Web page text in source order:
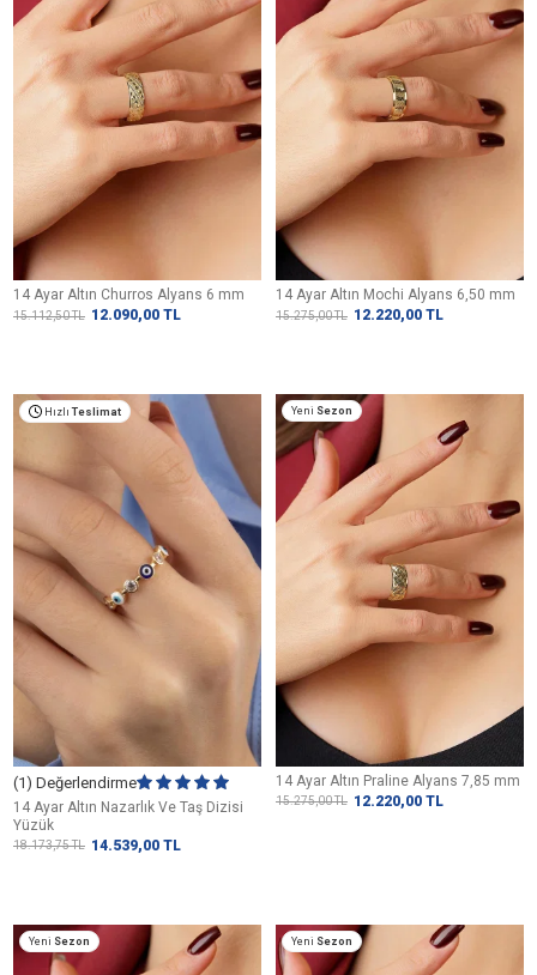
14 Ayar Altın Churros Alyans 6 mm
15.112,50TL 12.090,00 TL
14 Ayar Altın Mochi Alyans 6,50 mm
15.275,00TL 12.220,00 TL
Hızlı Teslimat
(1) Değerlendirme
14 Ayar Altın Nazarlık Ve Taş Dizisi
Yüzük
18.173,75TL 14.539,00 TL
Yeni Sezon
14 Ayar Altın Praline Alyans 7,85 mm
15.275,00TL 12.220,00 TL
Yeni Sezon Yeni Sezon